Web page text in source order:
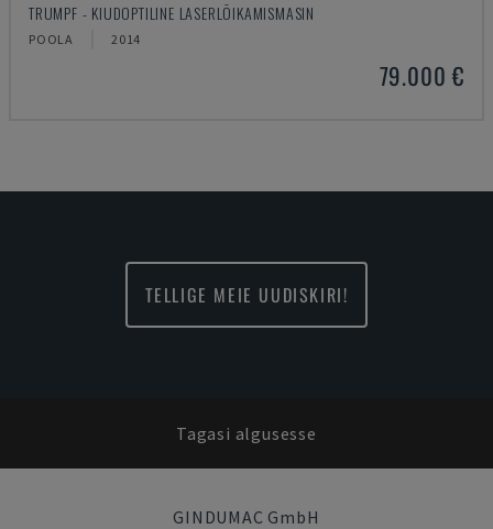
TRUMPF - KIUDOPTILINE LASERLÕIKAMISMASIN
POOLA 2014
79.000 €
TELLIGE MEIE UUDISKIRI!
Tagasi algusesse
GINDUMAC GmbH